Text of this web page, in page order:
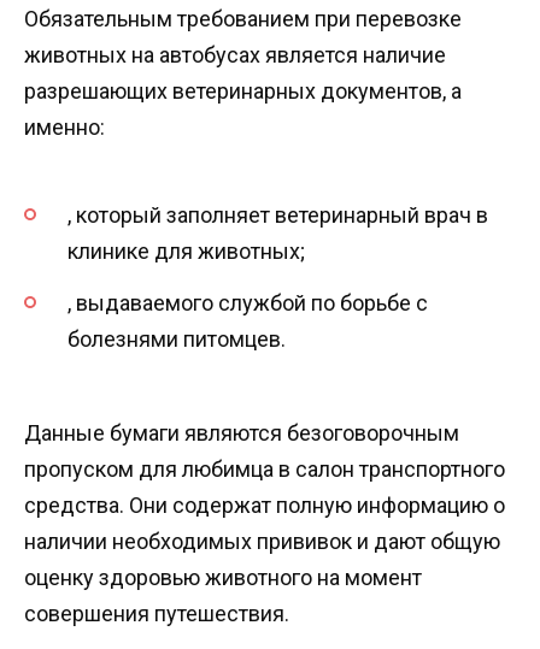
Обязательным требованием при перевозке
животных на автобусах является наличие
разрешающих ветеринарных документов, а
именно:
, который заполняет ветеринарный врач в
клинике для животных;
, выдаваемого службой по борьбе с
болезнями питомцев.
Данные бумаги являются безоговорочным
пропуском для любимца в салон транспортного
средства. Они содержат полную информацию о
наличии необходимых прививок и дают общую
оценку здоровью животного на момент
совершения путешествия.